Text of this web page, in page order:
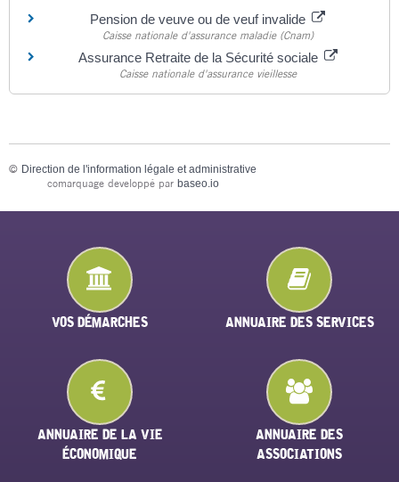
Pension de veuve ou de veuf invalide
Caisse nationale d'assurance maladie (Cnam)
Assurance Retraite de la Sécurité sociale
Caisse nationale d'assurance vieillesse
© Direction de l'information légale et administrative
comarquage developpé par baseo.io
VOS DÉMARCHES ANNUAIRE DES SERVICES
ANNUAIRE DE LA VIE
ÉCONOMIQUE
ANNUAIRE DES
ASSOCIATIONS